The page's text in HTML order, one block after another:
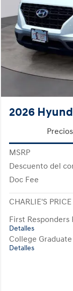
2026
Precios
MSRP
Descuento del
Doc Fee
CHARLIE'S PRICE
First Responders
Detalles
College
Detalles